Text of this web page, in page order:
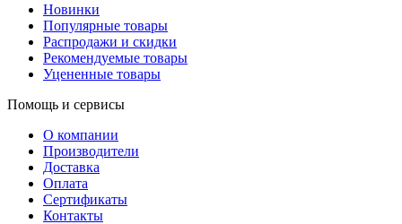
Новинки
Популярные товары
Распродажи и скидки
Рекомендуемые товары
Уцененные товары
Помощь и сервисы
О компании
Производители
Доставка
Оплата
Сертификаты
Контакты